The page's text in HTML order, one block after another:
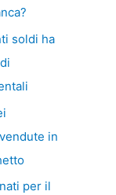
soldi ha
in
per il